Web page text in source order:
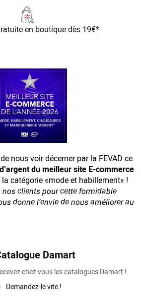
en boutique dès 19€*
nous voir décerner par la FEVAD ce
du meilleur site E-commerce
catégorie «mode et habillement» !
clients pour cette formidable
donne l’envie de nous améliorer au
Damart
chez vous les catalogues Damart !
Demandez-le vite !